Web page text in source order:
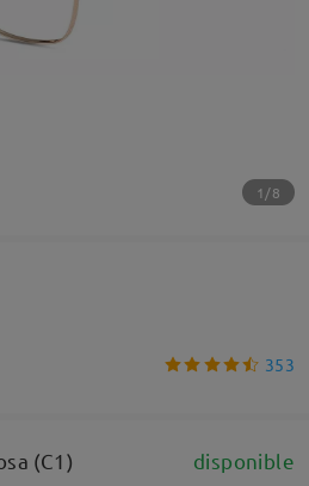
1/8
353
(C1) disponible